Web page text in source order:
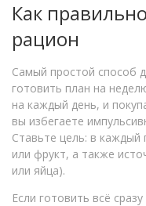
Как
рацион
Самый простой способ
готовить план на
на каждый день, и
вы избегаете
Ставьте цель: в
или фрукт, а также
или яйца).
Если готовить всё